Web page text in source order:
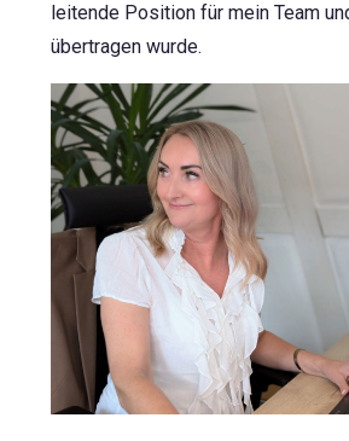
leitende Position für mein Team
übertragen wurde.